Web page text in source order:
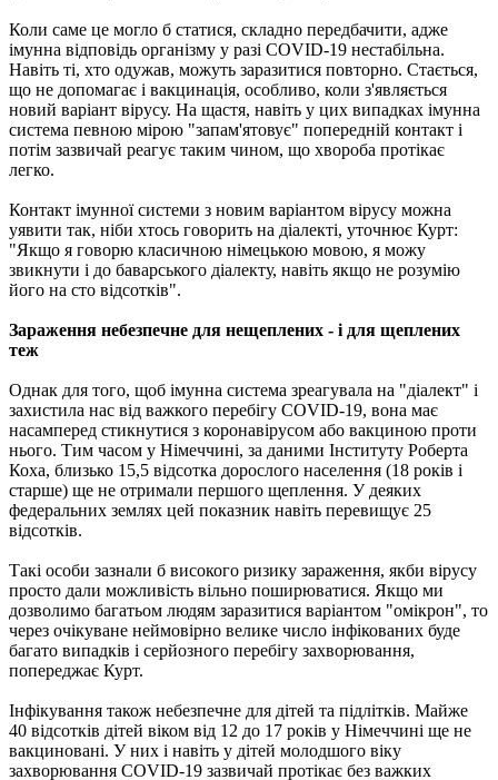
Коли саме це могло б статися, складно передбачити, адже
імунна відповідь організму у разі COVID-19 нестабільна.
Навіть ті, хто одужав, можуть заразитися повторно. Cтається,
що не допомагає і вакцинація, особливо, коли з'являється
новий варіант вірусу. На щастя, навіть у цих випадках імунна
система певною мірою "запам'ятовує" попередній контакт і
потім зазвичай реагує таким чином, що хвороба протікає
легко.
Контакт імунної системи з новим варіантом вірусу можна
уявити так, ніби хтось говорить на діалекті, уточнює Курт:
"Якщо я говорю класичною німецькою мовою, я можу
звикнути і до баварського діалекту, навіть якщо не розумію
його на сто відсотків".
Зараження небезпечне для нещеплених - і для щеплених
теж
Однак для того, щоб імунна система зреагувала на "діалект" і
захистила нас від важкого перебігу COVID-19, вона має
насамперед стикнутися з коронавірусом або вакциною проти
нього. Тим часом у Німеччині, за даними Інституту Роберта
Коха, близько 15,5 відсотка дорослого населення (18 років і
старше) ще не отримали першого щеплення. У деяких
федеральних землях цей показник навіть перевищує 25
відсотків.
Такі особи зазнали б високого ризику зараження, якби вірусу
просто дали можливість вільно поширюватися. Якщо ми
дозволимо багатьом людям заразитися варіантом "омікрон", то
через очікуване неймовірно велике число інфікованих буде
багато випадків і серйозного перебігу захворювання,
попереджає Курт.
Інфікування також небезпечне для дітей та підлітків. Майже
40 відсотків дітей віком від 12 до 17 років у Німеччині ще не
вакциновані. У них і навіть у дітей молодшого віку
захворювання COVID-19 зазвичай протікає без важких